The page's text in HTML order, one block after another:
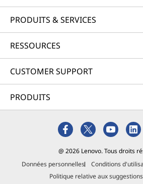
PRODUITS & SERVICES
RESSOURCES
CUSTOMER SUPPORT
PRODUITS
@ 2026 Lenovo. Tous droits
Données personnelles
Conditions
Politique relative aux